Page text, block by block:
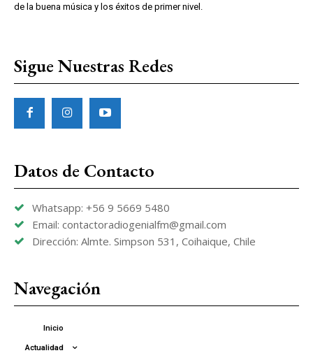
de la buena música y los éxitos de primer nivel.
Sigue Nuestras Redes
Datos de Contacto
Whatsapp: +56 9 5669 5480
Email: contactoradiogenialfm@gmail.com
Dirección: Almte. Simpson 531, Coihaique, Chile
Navegación
Inicio
Actualidad